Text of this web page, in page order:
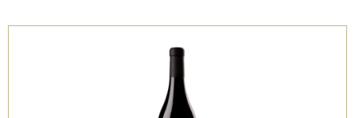
quantità